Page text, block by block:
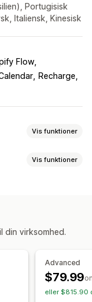
Portugisisk
Italiensk, Kinesisk
Flow
Recharge
Vis funktioner
Vis funktioner
din virksomhed.
Advanced
$79.99
eller $815.90